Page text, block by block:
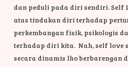
dan peduli pada diri sendiri. Self
atas tindakan diri terhadap
perkembangan fisik, psikologis
terhadap diri kita. Nah, self love
secara dinamis lho berbarengan